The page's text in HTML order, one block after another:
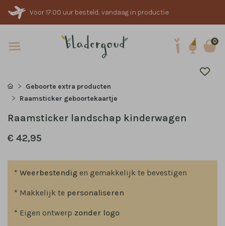
Voor 17:00 uur besteld, vandaag in productie
0
Geboorte extra producten
Raamsticker geboortekaartje
Raamsticker landschap kinderwagen
€ 42,95
* Weerbestendig en gemakkelijk te bevestigen
* Makkelijk te personaliseren
* Eigen ontwerp zonder logo